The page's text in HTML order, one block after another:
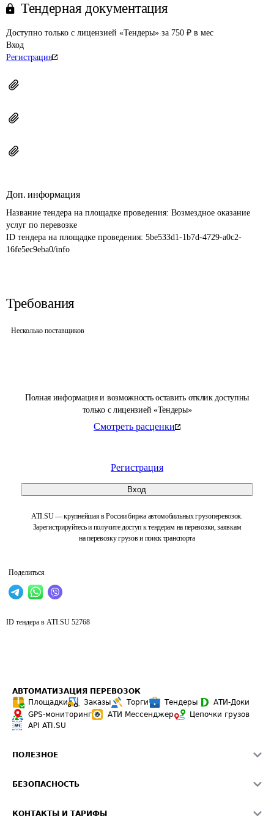
Полная информация и возможность оставить отклик доступны
только с лицензией «Тендеры»
Смотреть расценки
Регистрация
Вход
ATI.SU — крупнейшая в России биржа автомобильных грузоперевозок.
Зарегистрируйтесь и получите доступ к тендерам на перевозки, заявкам
на перевозку грузов и поиск транспорта
Поделиться
Тендерная документация
Доступно только с лицензией «Тендеры» за 750 ₽ в мес
Вход
Регистрация
Доп. информация
Название тендера на площадке проведения: Возмездное оказание
услуг по перевозке
ID тендера на площадке проведения: 5be533d1-1b7d-4729-a0c2-
16fe5ec9eba0/info
Требования
Несколько поставщиков
ID тендера в ATI.SU 52768
АВТОМАТИЗАЦИЯ ПЕРЕВОЗОК
Площадки
Заказы Торги Тендеры
АТИ-Доки
GPS-мониторинг
АТИ Мессенджер
Цепочки грузов
API ATI.SU
ПОЛЕЗНОЕ
Звезды ATI.SU на вашем сайте
БЕЗОПАСНОСТЬ
КОНТАКТЫ И ТАРИФЫ